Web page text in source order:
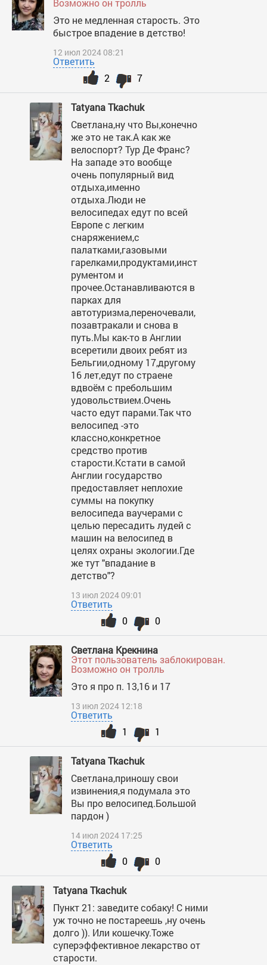
Возможно он тролль
Это не медленная старость. Это
быстрое впадение в детство!
12 июл 2024 08:21
Ответить
7
2
Tatyana Tkachuk
Светлана,ну что Вы,конечно
же это не так.А как же
велоспорт? Тур Де Франс?
На западе это вообще
очень популярный вид
отдыха,именно
отдыха.Люди не
велосипедах едут по всей
Европе с легким
снаряжением,с
палатками,газовыми
гарелками,продуктами,инст
рументом и
прочее.Останавливаются в
парках для
автотуризма,переночевали,
позавтракали и снова в
путь.Мы как-то в Англии
всеретили двоих ребят из
Бельгии,одному 17,другому
16 лет,едут по страене
вдвоём с пребольшим
удовольствием.Очень
часто едут парами.Так что
велосипед -это
классно,конкретное
средство против
старости.Кстати в самой
Англии государство
предоставляет неплохие
суммы на покупку
велосипеда ваучерами с
целью пересадить лудей с
машин на велосипед в
целях охраны экологии.Где
же тут "впадание в
детство"?
13 июл 2024 09:01
Ответить
0
0
Светлана Крекнина
Этот пользователь заблокирован.
Возможно он тролль
Это я про п. 13,16 и 17
13 июл 2024 12:18
Ответить
1
1
Tatyana Tkachuk
Светлана,приношу свои
извинения,я подумала это
Вы про велосипед.Большой
пардон )
14 июл 2024 17:25
Ответить
0
0
Tatyana Tkachuk
Пункт 21: заведите собаку! С ними
уж точно не постареешь ,ну очень
долго )). Или кошечку.Тоже
суперэффективное лекарство от
старости.